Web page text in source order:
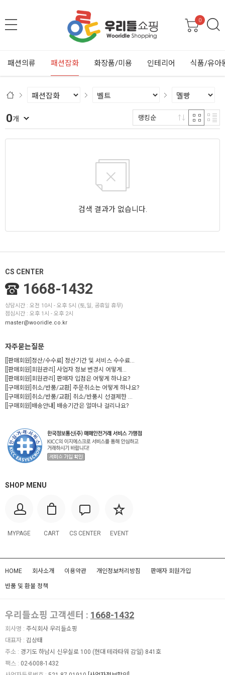
0
패션의류 패션잡화 화장품/미용 인테리어 식품/유아
0개 랭킹순
검색 결과가 없습니다.
CS CENTER
1668-1432
상담시간 : 오전 10시 - 오후 5시 (토,일, 공휴일 휴무)
점심시간 : 오후 1시 - 오후 2시
master@wooridle.co.kr
자주묻는질문
[[판매회원]정산/수수료] 정산기간 및 서비스 수수료...
[[판매회원]회원관리] 사업자 정보 변경시 어떻게...
[[판매회원]회원관리] 판매자 입점은 어떻게 하나요?
[[구매회원]취소/반품/교환] 주문취소는 어떻게 하나요?
[[구매회원]취소/반품/교환] 취소/반품시 선결제한 ...
[[구매회원]배송안내] 배송기간은 얼마나 걸리나요?
SHOP MENU
MYPAGE CART CS CENTER EVENT
HOME 회사소개 이용약관 개인정보처리방침 판매자 회원가입
반품 및 환불 정책
우리들쇼핑 고객센터 : 1668-1432
회사명 : 주식회사 우리들쇼핑
대표자 : 김상태
주소 : 경기도 하남시 신우실로 100 (현대 테라타워 감일) 841호
팩스 : 02-6008-1432